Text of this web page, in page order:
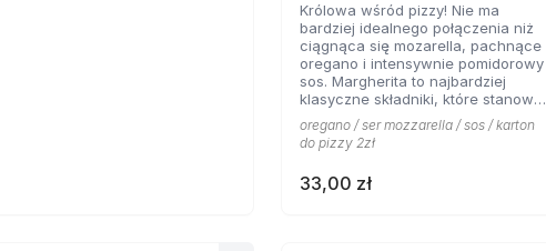
Królowa wśród pizzy! Nie ma
bardziej idealnego połączenia niż
ciągnąca się mozarella, pachnące
oregano i intensywnie pomidorowy
sos. Margherita to najbardziej
klasyczne składniki, które stanowią
bazę każdej pizzy. Nasza
Margherita z pewnością nie ma
sobie równych w okolicy!
oregano / ser mozzarella / sos / karton
do pizzy 2zł
33,00 zł